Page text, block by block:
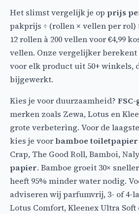
Het slimst vergelijk je op prijs
pakprijs ÷ (rollen × vellen per rol)
12 rollen à 200 vellen voor €4,99
vellen. Onze vergelijker
voor elk product uit 50+ winkels,
bijgewerkt.
Kies je voor duurzaamheid?
merken zoals Zewa, Lotus en
grote verbetering. Voor de
kies je voorbamboe toiletpapier
Crap, The Good Roll, Bamboi,
papier. Bamboe groeit 30×
heeft 95% minder water nodig.
adviseren wij parfumvrij, 3- of 4-
Lotus Comfort, Kleenex Ultra Soft